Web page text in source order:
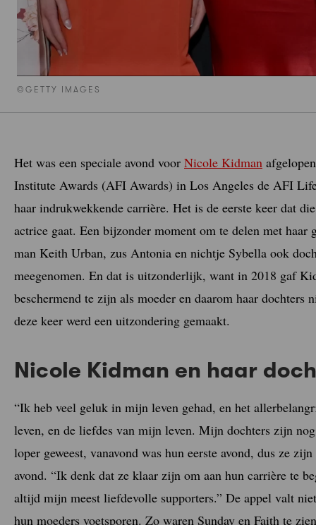
©GETTY IMAGES
Het was een speciale avond voor Nicole Kidman
Institute Awards (AFI Awards) in Los Angeles de AFI
haar indrukwekkende carrière. Het is de eerste keer dat
actrice gaat. Een bijzonder moment om te delen met
man Keith Urban, zus Antonia en nichtje Sybella ook
meegenomen. En dat is uitzonderlijk, want in 2018 gaf
beschermend te zijn als moeder en daarom haar dochters
deze keer werd een uitzondering gemaakt.
Nicole Kidman en haar
“Ik heb veel geluk in mijn leven gehad, en het
leven, en de liefdes van mijn leven. Mijn dochters zijn
loper geweest, vanavond was hun eerste avond, dus ze
avond. “Ik denk dat ze klaar zijn om aan hun carrière te
altijd mijn meest liefdevolle supporters.” De appel valt
hun moeders voetsporen. Zo waren Sunday en Faith te